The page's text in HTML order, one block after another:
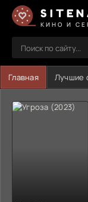
КИНО И
Главная Лучшие